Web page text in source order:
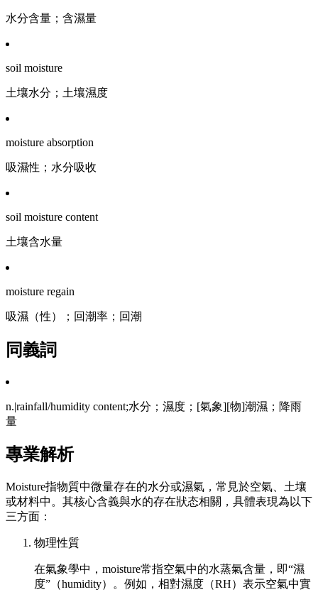
水分含量；含濕量
soil moisture
土壤水分；土壤濕度
moisture absorption
吸濕性；水分吸收
soil moisture content
土壤含水量
moisture regain
吸濕（性）；回潮率；回潮
同義詞
n.|rainfall/humidity content;水分；濕度；[氣象][物]潮濕；降雨
量
專業解析
Moisture指物質中微量存在的水分或濕氣，常見於空氣、土壤
或材料中。其核心含義與水的存在狀态相關，具體表現為以下
三方面：
物理性質
在氣象學中，moisture常指空氣中的水蒸氣含量，即“濕
度”（humidity）。例如，相對濕度（RH）表示空氣中實